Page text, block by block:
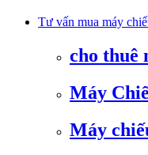
Tư vấn mua máy
cho thuê
Máy
Máy